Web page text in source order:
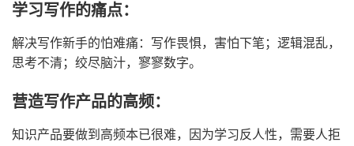
学习写作的痛点：
解决写作新手的怕难痛：写作畏惧，害怕下笔；逻辑混乱，
思考不清；绞尽脑汁，寥寥数字。
营造写作产品的高频：
知识产品要做到高频本已很难，因为学习反人性，需要人拒